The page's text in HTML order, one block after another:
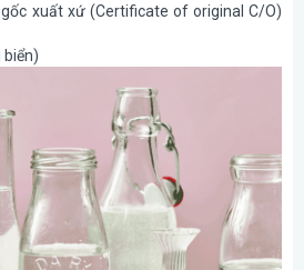
xuất xứ (Certificate of original C/O)
biển)